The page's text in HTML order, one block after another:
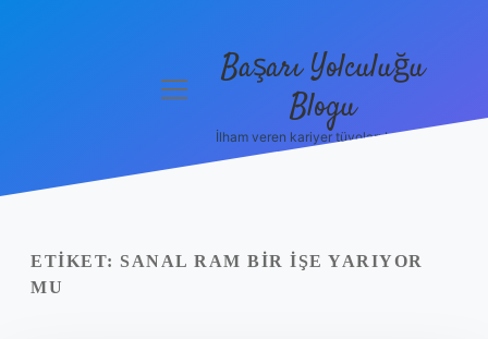
Yasal Uyarı
menüyüBaşarı Yolculuğu
Blogu
İlham veren kariyer tüyoları burada!
ETIKET: SANAL RAM BIR IŞE YARIYOR
MU